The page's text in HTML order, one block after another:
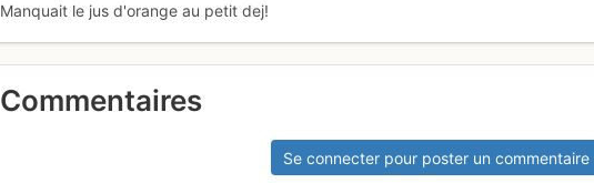
Manquait le jus d'orange au petit dej!
Commentaires
Se connecter pour poster un commentaire